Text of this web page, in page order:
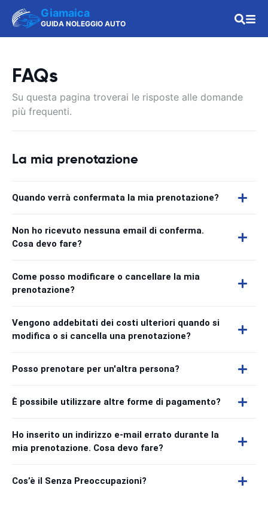
Giamaica
GUIDA NOLEGGIO AUTO
FAQs
Su questa pagina troverai le risposte alle domande
più frequenti.
La mia prenotazione
Quando verrà confermata la mia prenotazione?
Non ho ricevuto nessuna email di conferma.
Cosa devo fare?
Come posso modificare o cancellare la mia
prenotazione?
Vengono addebitati dei costi ulteriori quando si
modifica o si cancella una prenotazione?
Posso prenotare per un'altra persona?
È possibile utilizzare altre forme di pagamento?
Ho inserito un indirizzo e-mail errato durante la
mia prenotazione. Cosa devo fare?
Cos’è il Senza Preoccupazioni?